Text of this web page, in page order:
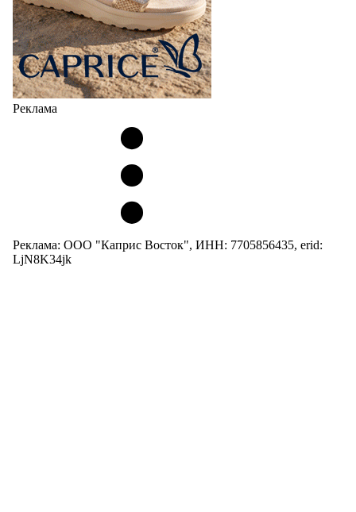
Реклама
Реклама: ООО "Каприс Восток", ИНН: 7705856435, erid:
LjN8K34jk